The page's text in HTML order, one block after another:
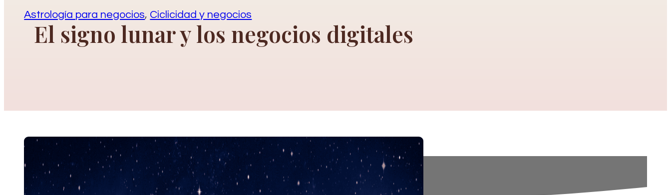
Astrología para negocios, Ciclicidad y negocios
El signo lunar y los negocios digitales